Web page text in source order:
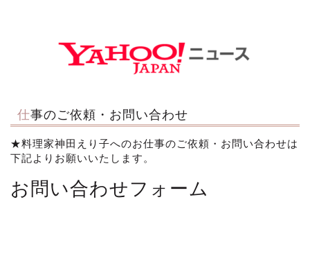
仕事のご依頼・お問い合わせ
★料理家神田えり子へのお仕事のご依頼・お問い合わせは
下記よりお願いいたします。
お問い合わせフォーム